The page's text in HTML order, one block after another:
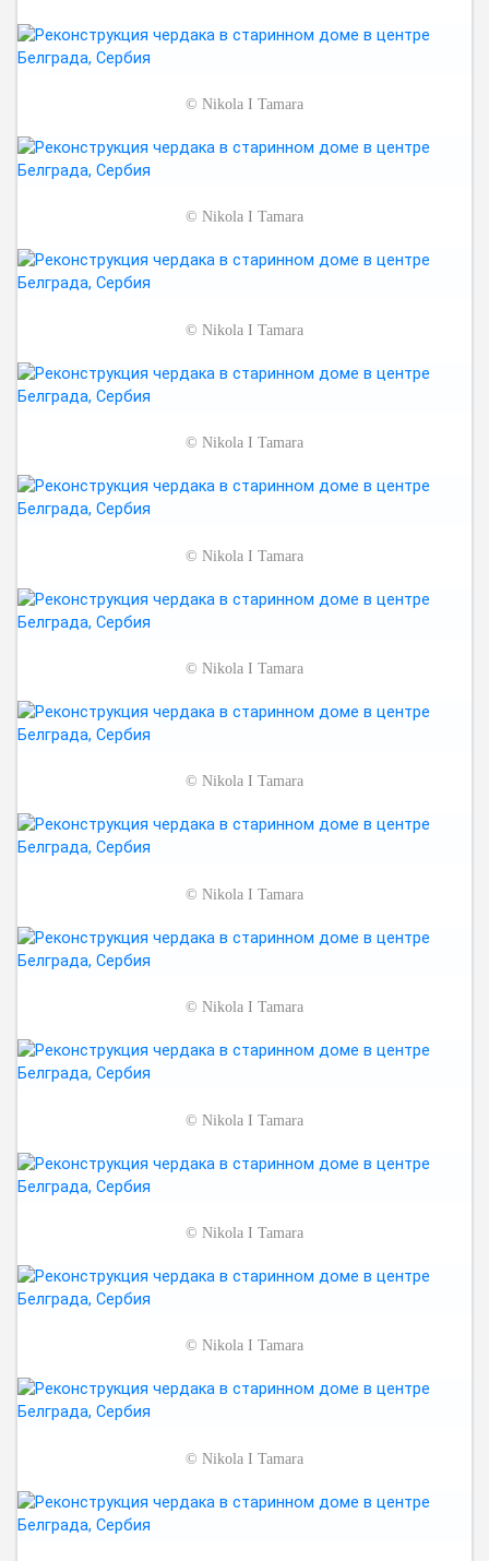
© Nikola I Tamara
© Nikola I Tamara
© Nikola I Tamara
© Nikola I Tamara
© Nikola I Tamara
© Nikola I Tamara
© Nikola I Tamara
© Nikola I Tamara
© Nikola I Tamara
© Nikola I Tamara
© Nikola I Tamara
© Nikola I Tamara
© Nikola I Tamara